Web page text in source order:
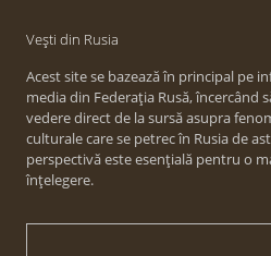
Vești din Rusia
Acest site se bazează în principal pe
media din Federația Rusă, încercând
vedere direct de la sursă asupra
culturale care se petrec în Rusia de
perspectivă este esențială pentru o
înțelegere.